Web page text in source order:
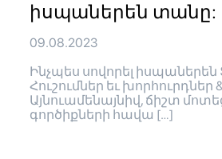
իսպաներեն տանը:
09.08.2023
Ինչպես սովորել իսպաներեն
Հուշումներ եւ խորհուրդներ
Այնուամենայնիվ, ճիշտ
գործիքների հավա […]